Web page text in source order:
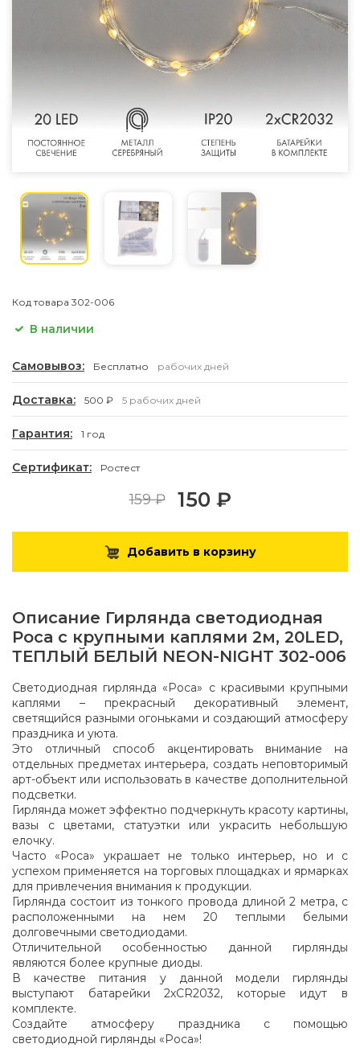
Код товара 302-006
В наличии
Самовывоз: Бесплатно рабочих дней
Доставка: 500 ₽ 5 рабочих дней
Гарантия: 1 год
Сертификат: Ростест
159 ₽ 150 ₽
Добавить в корзину
Описание Гирлянда светодиодная
Роса с крупными каплями 2м, 20LED,
ТЕПЛЫЙ БЕЛЫЙ NEON-NIGHT 302-006
Светодиодная гирлянда «Роса» с красивыми крупными
каплями – прекрасный декоративный элемент,
светящийся разными огоньками и создающий атмосферу
праздника и уюта.
Это отличный способ акцентировать внимание на
отдельных предметах интерьера, создать неповторимый
арт-объект или использовать в качестве дополнительной
подсветки.
Гирлянда может эффектно подчеркнуть красоту картины,
вазы с цветами, статуэтки или украсить небольшую
елочку.
Часто «Роса» украшает не только интерьер, но и с
успехом применяется на торговых площадках и ярмарках
для привлечения внимания к продукции.
Гирлянда состоит из тонкого провода длиной 2 метра, с
расположенными на нем 20 теплыми белыми
долговечными светодиодами.
Отличительной особенностью данной гирлянды
являются более крупные диоды.
В качестве питания у данной модели гирлянды
выступают батарейки 2хСR2032, которые идут в
комплекте.
Создайте атмосферу праздника с помощью
светодиодной гирлянды «Роса»!